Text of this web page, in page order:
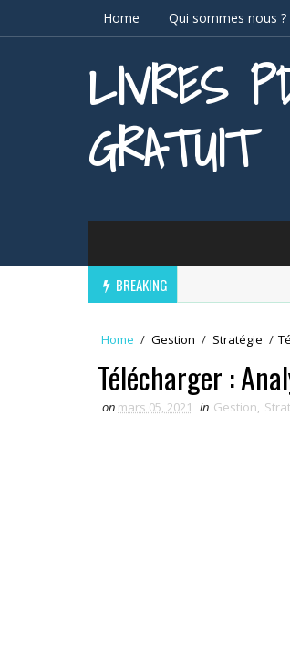
Home Qui sommes nous ?
LIVRES
GRATUIT
BREAKING
Home / Gestion / Stratégie /
Télécharger :
on mars 05, 2021 in Gestion,